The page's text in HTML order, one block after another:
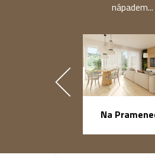
nápadem...
Na